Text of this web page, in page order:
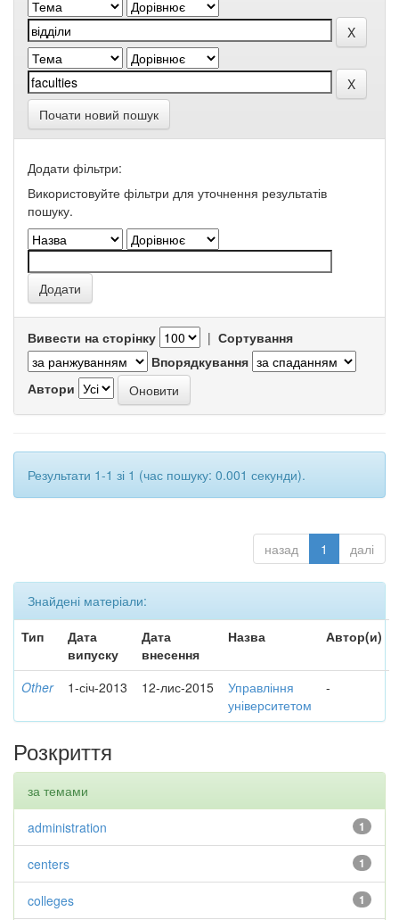
Почати новий пошук
Додати фільтри:
Використовуйте фільтри для уточнення результатів
пошуку.
Вивести на сторінку | Сортування
Впорядкування
Автори
Результати 1-1 зі 1 (час пошуку: 0.001 секунди).
назад 1 далі
Знайдені матеріали:
Тип
Дата
випуску
Дата
внесення
Назва Автор(и)
Other 1-січ-2013 12-лис-2015
Управління
університетом
-
Розкриття
за темами
1
administration
1
centers
1
colleges